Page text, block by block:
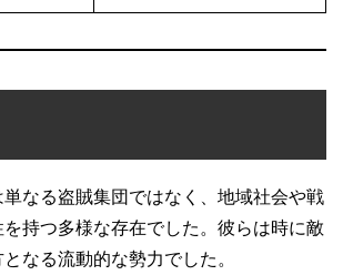
なる盗賊集団ではなく、地域社会や戦
持つ多様な存在でした。彼らは時に敵
なる流動的な勢力でした。